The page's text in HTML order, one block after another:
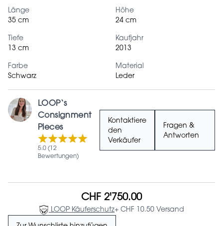
Länge
35 cm
Höhe
24 cm
Tiefe
13 cm
Kaufjahr
2013
Farbe
Schwarz
Material
Leder
LOOP‘s
Consignment
Pieces
5.0 (12
Bewertungen)
Kontaktiere
den
Verkäufer
Fragen &
Antworten
CHF 2'750.00
LOOP Käuferschutz+ CHF 10.50 Versand